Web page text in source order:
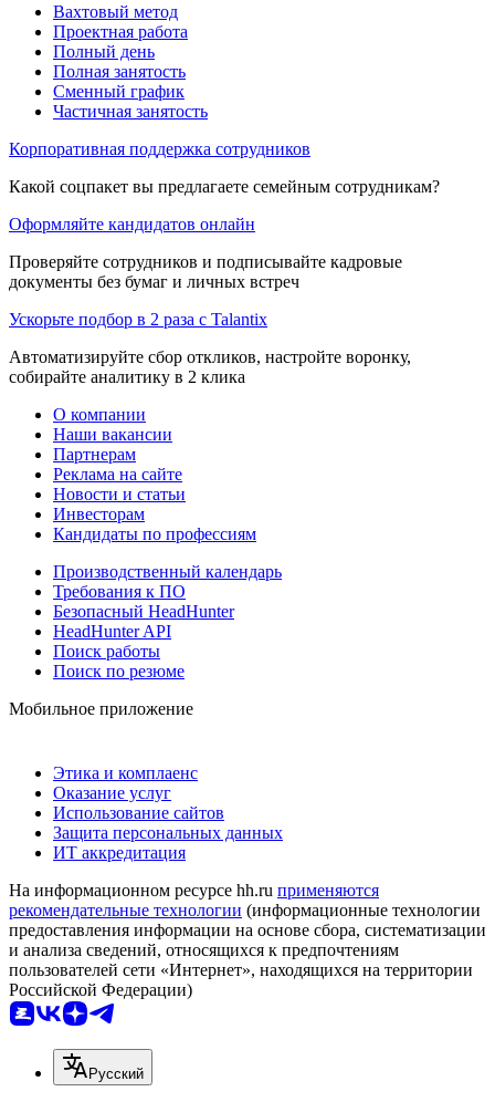
Вахтовый метод
Проектная работа
Полный день
Полная занятость
Сменный график
Частичная занятость
Корпоративная поддержка сотрудников
Какой соцпакет вы предлагаете семейным сотрудникам?
Оформляйте кандидатов онлайн
Проверяйте сотрудников и подписывайте кадровые
документы без бумаг и личных встреч
Ускорьте подбор в 2 раза с Talantix
Автоматизируйте сбор откликов, настройте воронку,
собирайте аналитику в 2 клика
О компании
Наши вакансии
Партнерам
Реклама на сайте
Новости и статьи
Инвесторам
Кандидаты по профессиям
Производственный календарь
Требования к ПО
Безопасный HeadHunter
HeadHunter API
Поиск работы
Поиск по резюме
Мобильное приложение
Этика и комплаенс
Оказание услуг
Использование сайтов
Защита персональных данных
ИТ аккредитация
На информационном ресурсе hh.ru применяются
рекомендательные технологии (информационные технологии
предоставления информации на основе сбора, систематизации
и анализа сведений, относящихся к предпочтениям
пользователей сети «Интернет», находящихся на территории
Российской Федерации)
Русский